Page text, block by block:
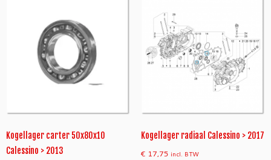
Kogellager carter 50x80x10
Calessino > 2013
Kogellager radiaal Calessino > 2017
€ 17,75 incl. BTW